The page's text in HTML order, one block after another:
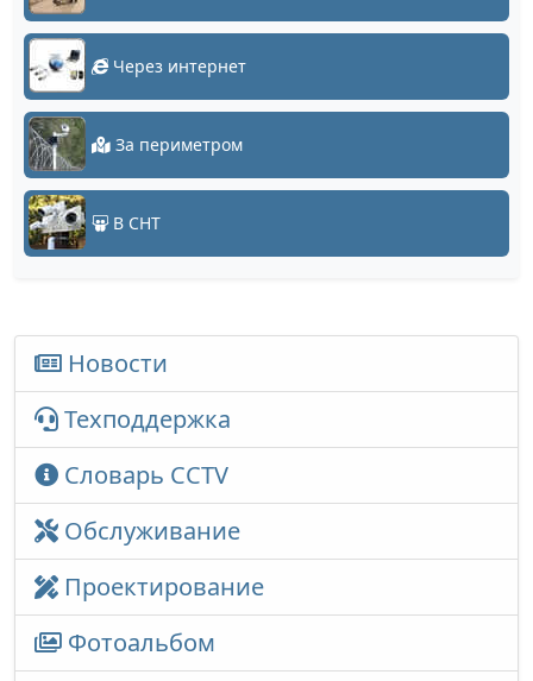
Через интернет
За периметром
В СНТ
Новости
Техподдержка
Словарь CCTV
Обслуживание
Проектирование
Фотоальбом